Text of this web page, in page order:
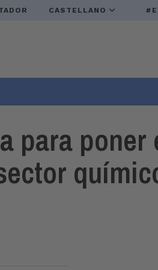
CASTELLANO
para poner